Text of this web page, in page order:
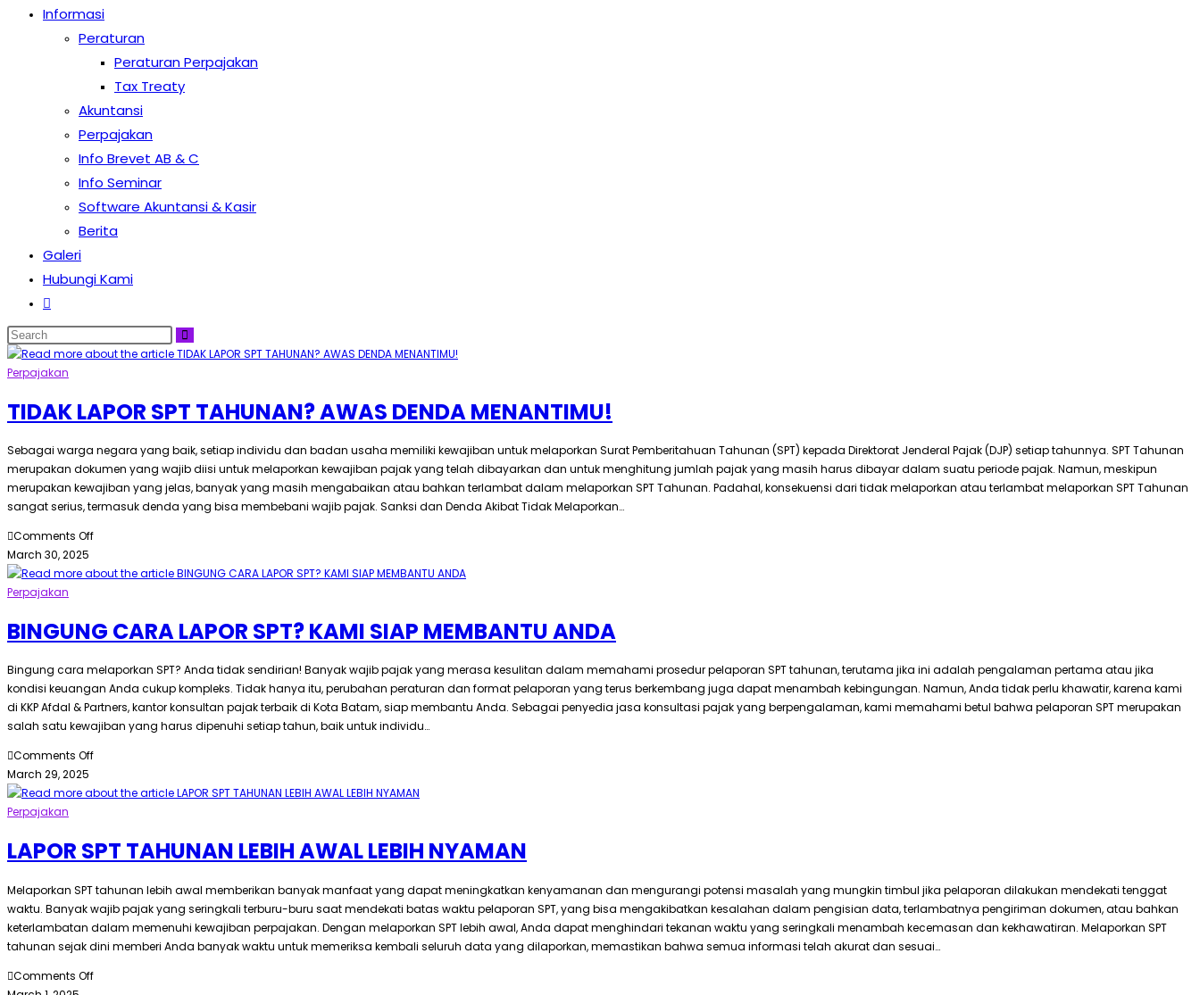
Informasi
Peraturan
Peraturan Perpajakan
Tax Treaty
Akuntansi
Perpajakan
Info Brevet AB & C
Info Seminar
Software Akuntansi & Kasir
Berita
Galeri
Hubungi Kami
Perpajakan
TIDAK LAPOR SPT TAHUNAN? AWAS DENDA MENANTIMU!
Sebagai warga negara yang baik, setiap individu dan badan usaha memiliki kewajiban untuk melaporkan Surat Pemberitahuan Tahunan (SPT) kepada Direktorat Jenderal Pajak (DJP) setiap tahunnya. SPT Tahunan
merupakan dokumen yang wajib diisi untuk melaporkan kewajiban pajak yang telah dibayarkan dan untuk menghitung jumlah pajak yang masih harus dibayar dalam suatu periode pajak. Namun, meskipun
merupakan kewajiban yang jelas, banyak yang masih mengabaikan atau bahkan terlambat dalam melaporkan SPT Tahunan. Padahal, konsekuensi dari tidak melaporkan atau terlambat melaporkan SPT Tahunan
sangat serius, termasuk denda yang bisa membebani wajib pajak. Sanksi dan Denda Akibat Tidak Melaporkan…
Comments Off
March 30, 2025
Perpajakan
BINGUNG CARA LAPOR SPT? KAMI SIAP MEMBANTU ANDA
Bingung cara melaporkan SPT? Anda tidak sendirian! Banyak wajib pajak yang merasa kesulitan dalam memahami prosedur pelaporan SPT tahunan, terutama jika ini adalah pengalaman pertama atau jika
kondisi keuangan Anda cukup kompleks. Tidak hanya itu, perubahan peraturan dan format pelaporan yang terus berkembang juga dapat menambah kebingungan. Namun, Anda tidak perlu khawatir, karena kami
di KKP Afdal & Partners, kantor konsultan pajak terbaik di Kota Batam, siap membantu Anda. Sebagai penyedia jasa konsultasi pajak yang berpengalaman, kami memahami betul bahwa pelaporan SPT merupakan
salah satu kewajiban yang harus dipenuhi setiap tahun, baik untuk individu…
Comments Off
March 29, 2025
Perpajakan
LAPOR SPT TAHUNAN LEBIH AWAL LEBIH NYAMAN
Melaporkan SPT tahunan lebih awal memberikan banyak manfaat yang dapat meningkatkan kenyamanan dan mengurangi potensi masalah yang mungkin timbul jika pelaporan dilakukan mendekati tenggat
waktu. Banyak wajib pajak yang seringkali terburu-buru saat mendekati batas waktu pelaporan SPT, yang bisa mengakibatkan kesalahan dalam pengisian data, terlambatnya pengiriman dokumen, atau bahkan
keterlambatan dalam memenuhi kewajiban perpajakan. Dengan melaporkan SPT lebih awal, Anda dapat menghindari tekanan waktu yang seringkali menambah kecemasan dan kekhawatiran. Melaporkan SPT
tahunan sejak dini memberi Anda banyak waktu untuk memeriksa kembali seluruh data yang dilaporkan, memastikan bahwa semua informasi telah akurat dan sesuai…
Comments Off